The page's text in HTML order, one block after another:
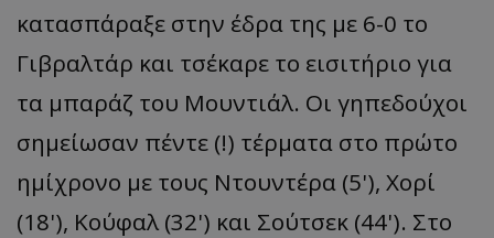
κατασπάραξε στην έδρα της με 6-0 το
Γιβραλτάρ και τσέκαρε το εισιτήριο για
τα μπαράζ του Μουντιάλ. Οι γηπεδούχοι
σημείωσαν πέντε (!) τέρματα στο πρώτο
ημίχρονο με τους Ντουντέρα (5'), Χορί
(18'), Κούφαλ (32') και Σούτσεκ (44'). Στο